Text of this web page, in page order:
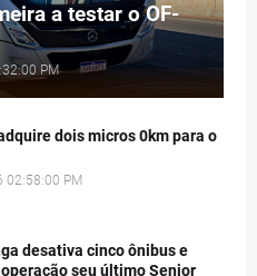
a testar o OF-
PM
dois micros 0km para o
PM
desativa cinco ônibus e
seu último Senior